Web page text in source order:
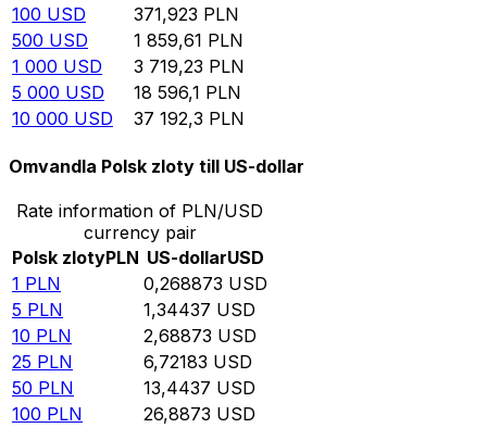
100 USD 371,923 PLN
500 USD 1 859,61 PLN
1 000 USD 3 719,23 PLN
5 000 USD 18 596,1 PLN
10 000 USD 37 192,3 PLN
Omvandla Polsk zloty till US-dollar
Rate information of PLN/USD
currency pair
Polsk zlotyPLN US-dollarUSD
1 PLN 0,268873 USD
5 PLN 1,34437 USD
10 PLN 2,68873 USD
25 PLN 6,72183 USD
50 PLN 13,4437 USD
100 PLN 26,8873 USD